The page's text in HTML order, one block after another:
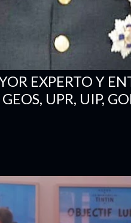
EXPERTO Y
UPR, UIP,